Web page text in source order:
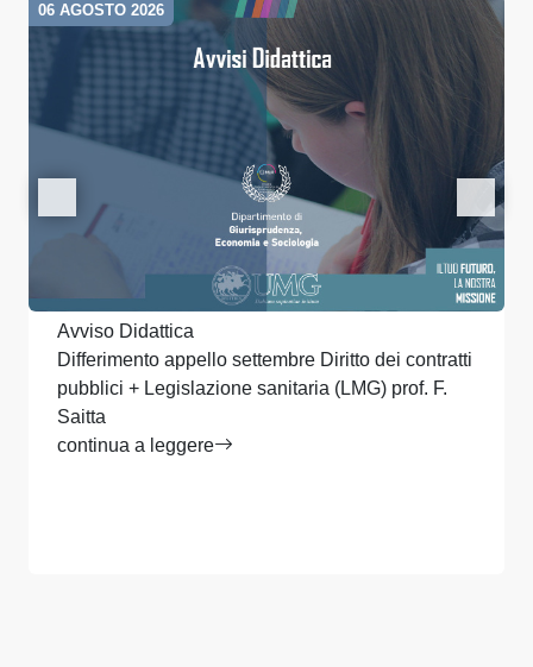
06 AGOSTO 2026
Avviso Didattica
Differimento appello settembre Diritto dei contratti
pubblici + Legislazione sanitaria (LMG) prof. F.
Saitta
continua a leggere